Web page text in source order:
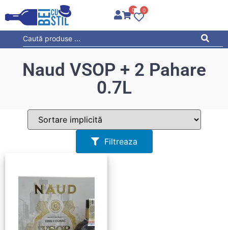
0 0
Naud VSOP + 2 Pahare
0.7L
Filtreaza